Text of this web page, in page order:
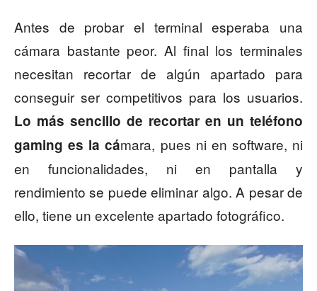
Antes de probar el terminal esperaba una
cámara bastante peor. Al final los terminales
necesitan recortar de algún apartado para
conseguir ser competitivos para los usuarios.
Lo más sencillo de recortar en un teléfono
gaming es la cámara, pues ni en software, ni
en funcionalidades, ni en pantalla y
rendimiento se puede eliminar algo. A pesar de
ello, tiene un excelente apartado fotográfico.